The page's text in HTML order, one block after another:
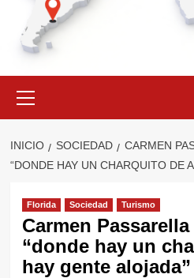
primario
INICIO SOCIEDAD
CARMEN
“DONDE HAY UN CHARQUITO DE
Florida Sociedad Turismo
Carmen
“donde hay un
hay gente alojada”